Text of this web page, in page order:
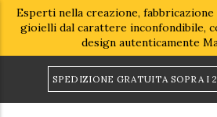
Esperti nella creazione,
gioielli dal carattere inconfondibile,
design autenticamente
SPEDIZIONE GRATUITA SOPRA I